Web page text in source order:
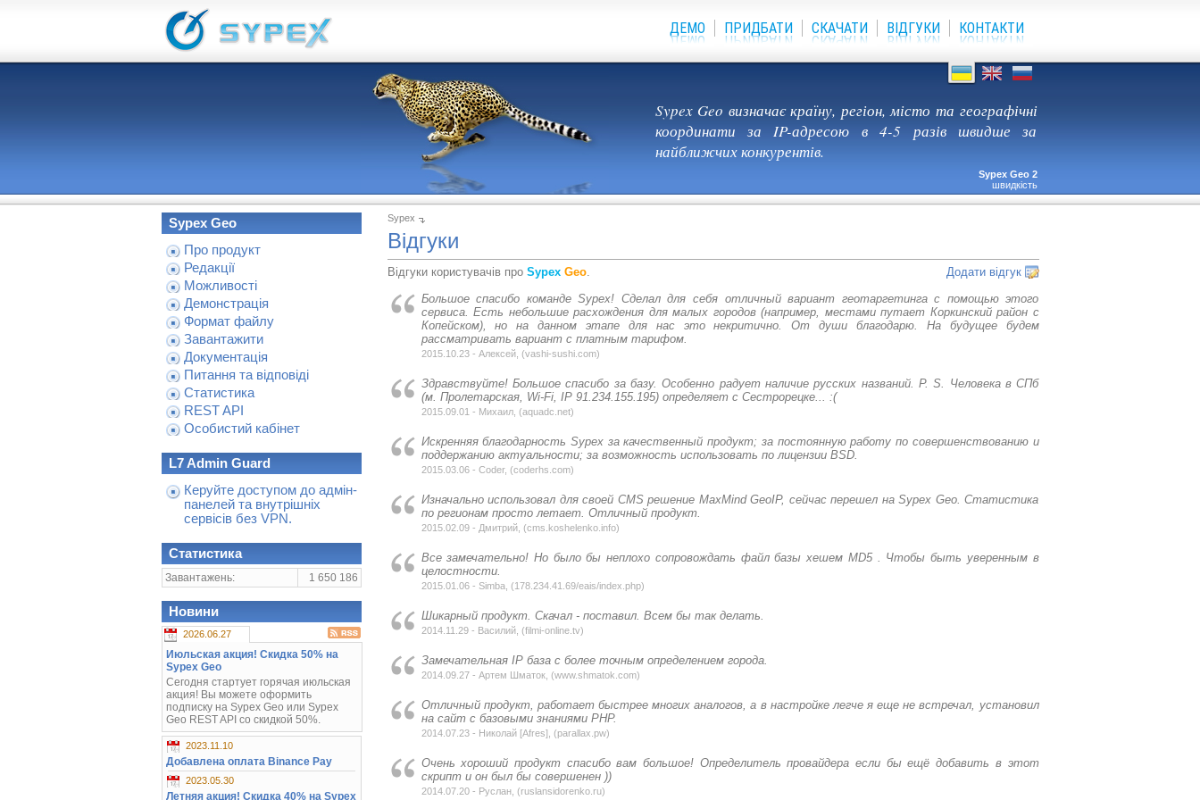
ДЕМО ПРИДБАТИ СКАЧАТИ ВІДГУКИ КОНТАКТИ
Sypex Geo визначає країну, регіон, місто та географічні
координати за IP-адресою в 4-5 разів швидше за
найближчих конкурентів.
Sypex Geo 2
швидкість
Sypex
Відгуки
Додати відгук
Відгуки користувачів про Sypex Geo.
Большое спасибо команде Sypex! Сделал для себя отличный вариант геотаргетинга с помощью этого
сервиса. Есть небольшие расхождения для малых городов (например, местами путает Коркинский район с
Копейском), но на данном этапе для нас это некритично. От души благодарю. На будущее будем
рассматривать вариант с платным тарифом.
2015.10.23 - Алексей, (vashi-sushi.com)
Здравствуйте! Большое спасибо за базу. Особенно радует наличие русских названий. P. S. Человека в СПб
(м. Пролетарская, Wi-Fi, IP 91.234.155.195) определяет с Сестрорецке... :(
2015.09.01 - Михаил, (aquadc.net)
Искренняя благодарность Sypex за качественный продукт; за постоянную работу по совершенствованию и
поддержанию актуальности; за возможность использовать по лицензии BSD.
2015.03.06 - Coder, (coderhs.com)
Изначально использовал для своей CMS решение MaxMind GeoIP, сейчас перешел на Sypex Geo. Статистика
по регионам просто летает. Отличный продукт.
2015.02.09 - Дмитрий, (cms.koshelenko.info)
Все замечательно! Но было бы неплохо сопровождать файл базы хешем MD5 . Чтобы быть уверенным в
целостности.
2015.01.06 - Simba, (178.234.41.69/eais/index.php)
Шикарный продукт. Скачал - поставил. Всем бы так делать.
2014.11.29 - Василий, (filmi-online.tv)
Замечательная IP база с более точным определением города.
2014.09.27 - Артем Шматок, (www.shmatok.com)
Отличный продукт, работает быстрее многих аналогов, а в настройке легче я еще не встречал, установил
на сайт с базовыми знаниями PHP.
2014.07.23 - Николай [Afres], (parallax.pw)
Очень хороший продукт спасибо вам большое! Определитель провайдера если бы ещё добавить в этот
скрипт и он был бы совершенен ))
2014.07.20 - Руслан, (ruslansidorenko.ru)
Sypex Geo
Про продукт
Редакції
Можливості
Демонстрація
Формат файлу
Завантажити
Документація
Питання та відповіді
Статистика
REST API
Особистий кабінет
L7 Admin Guard
Керуйте доступом до адмін-
панелей та внутрішніх
сервісів без VPN.
Статистика
Завантажень: 1 650 186
Новини
2026.06.27
Июльская акция! Скидка 50% на
Sypex Geo
Сегодня стартует горячая июльская
акция! Вы можете оформить
подписку на Sypex Geo или Sypex
Geo REST API со скидкой 50%.
2023.11.10
Добавлена оплата Binance Pay
2023.05.30
Летняя акция! Скидка 40% на Sypex